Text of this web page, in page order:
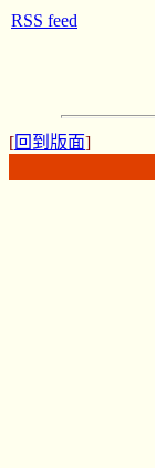
[回到版面]
RSS feed